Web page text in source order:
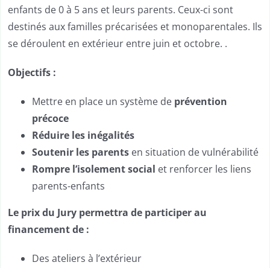
enfants de 0 à 5 ans et leurs parents. Ceux-ci sont
destinés aux familles précarisées et monoparentales. Ils
se déroulent en extérieur entre juin et octobre. .
Objectifs :
Mettre en place un système deprévention
précoce
Réduire les inégalités
Soutenir les parents en situation de vulnérabilité
Rompre l’isolement social et renforcer les liens
parents-enfants
Le prix du Jury permettra de participer au
financement de :
Des ateliers à l’extérieur